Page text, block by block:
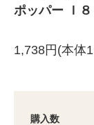
ポッパー Ｉ
1,738円(本体
購入数